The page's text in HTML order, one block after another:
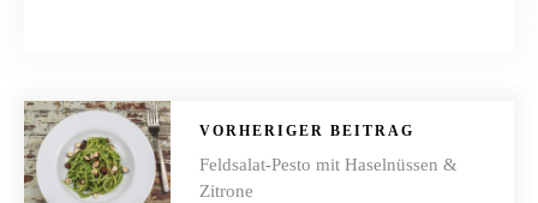
VORHERIGER BEITRAG
Feldsalat-Pesto mit Haselnüssen &
Zitrone